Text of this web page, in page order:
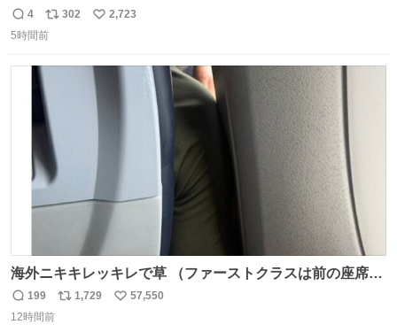
返
信
4
リ
ポ
数
302
い
数
2,723
5時間前
海外ニキキレッキレで草 （ファーストクラスは前の座席で
あるため）
返
信
199
リ
1,729
い
57,550
12時間前